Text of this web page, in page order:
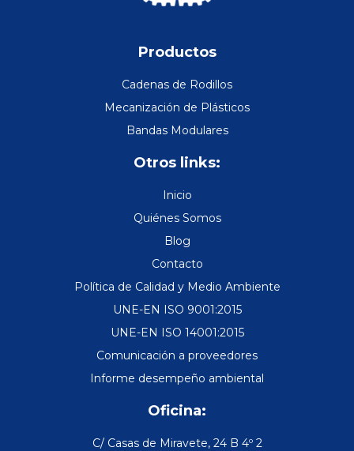
Productos
Cadenas de Rodillos
Mecanización de Plásticos
Bandas Modulares
Otros links:
Inicio
Quiénes Somos
Blog
Contacto
Política de Calidad y Medio Ambiente
UNE-EN ISO 9001:2015
UNE-EN ISO 14001:2015
Comunicación a proveedores
Informe desempeño ambiental
Oficina:
C/ Casas de Miravete, 24 B 4º 2